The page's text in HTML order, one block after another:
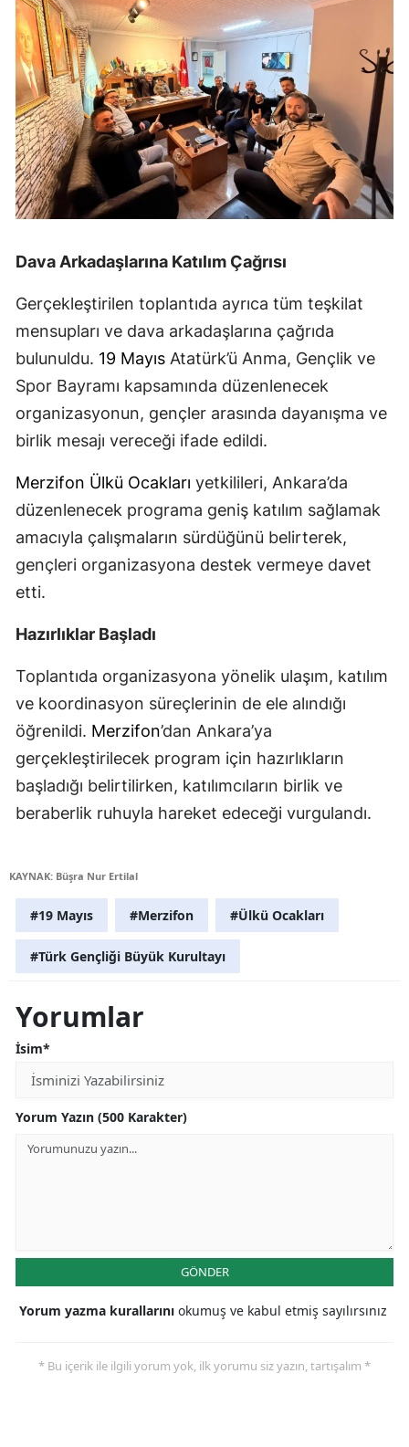
Dava Arkadaşlarına Katılım Çağrısı
Gerçekleştirilen toplantıda ayrıca tüm teşkilat
mensupları ve dava arkadaşlarına çağrıda
bulunuldu. 19 Mayıs Atatürk’ü Anma, Gençlik ve
Spor Bayramı kapsamında düzenlenecek
organizasyonun, gençler arasında dayanışma ve
birlik mesajı vereceği ifade edildi.
Merzifon Ülkü Ocakları yetkilileri, Ankara’da
düzenlenecek programa geniş katılım sağlamak
amacıyla çalışmaların sürdüğünü belirterek,
gençleri organizasyona destek vermeye davet
etti.
Hazırlıklar Başladı
Toplantıda organizasyona yönelik ulaşım, katılım
ve koordinasyon süreçlerinin de ele alındığı
öğrenildi. Merzifon’dan Ankara’ya
gerçekleştirilecek program için hazırlıkların
başladığı belirtilirken, katılımcıların birlik ve
beraberlik ruhuyla hareket edeceği vurgulandı.
KAYNAK: Büşra Nur Ertilal
#19 Mayıs #Merzifon #Ülkü Ocakları
#Türk Gençliği Büyük Kurultayı
Yorumlar
İsim*
Yorum Yazın (500 Karakter)
GÖNDER
Yorum yazma kurallarını okumuş ve kabul etmiş sayılırsınız
* Bu içerik ile ilgili yorum yok, ilk yorumu siz yazın, tartışalım *